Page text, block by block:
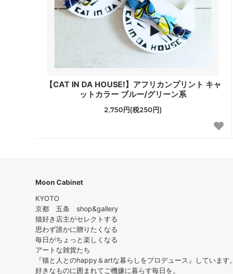
【CAT IN DA HOUSE!】アフリカンプリント キャ
ットカラー ブルー/グリーン系
2,750円(税250円)
Moon Cabinet
KYOTO
京都 五条 shop&gallery
猫好き店主がセレクトする
思わず誰かに贈りたくなる
毎日がちょっと楽しくなる
アートな雑貨たち
『猫と人とのhappy＆artな暮らしをプロデュース』しています。
好きなものに囲まれてご機嫌に暮らす毎日を。